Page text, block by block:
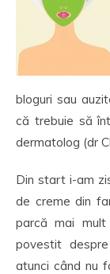
bloguri sau
că trebuie să
dermatolog (dr
Din start i-am
de creme din
parcă mai
povestit
atunci când nu